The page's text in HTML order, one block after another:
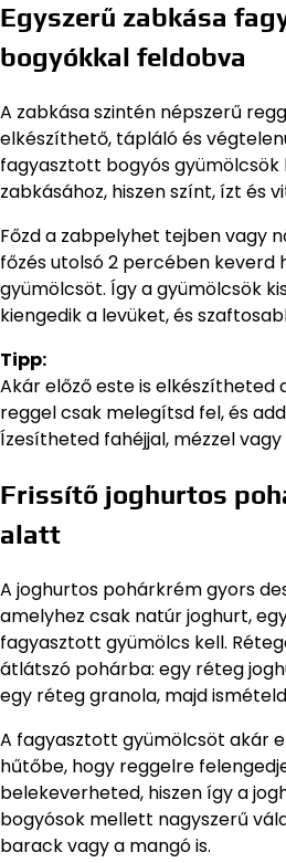
Egyszerű zabkása
bogyókkal feldobva
A zabkása szintén népszerű
elkészíthető, tápláló és
fagyasztott bogyós gyümölcsök
zabkásához, hiszen színt, ízt és
Főzd a zabpelyhet tejben vagy
főzés utolsó 2 percében keverd
gyümölcsöt. Így a gyümölcsök
kiengedik a levüket, és
Tipp:
Akár előző este is elkészítheted
reggel csak melegítsd fel, és
Ízesítheted fahéjjal, mézzel vagy
Frissítő joghurtos
alatt
A joghurtos pohárkrém gyors
amelyhez csak natúr joghurt,
fagyasztott gyümölcs kell.
átlátszó pohárba: egy réteg
egy réteg granola, majd
A fagyasztott gyümölcsöt akár
hűtőbe, hogy reggelre
belekeverheted, hiszen így a
bogyósok mellett nagyszerű
barack vagy a mangó is.